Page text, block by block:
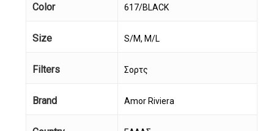
Color 617/BLACK
Size S/M, M/L
Filters Σορτς
Brand Amor Riviera